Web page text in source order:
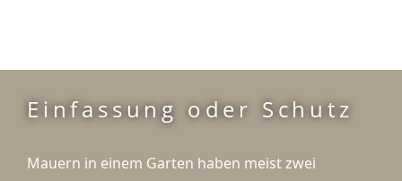
Einfassung oder Schutz
Mauern in einem Garten haben meist zwei